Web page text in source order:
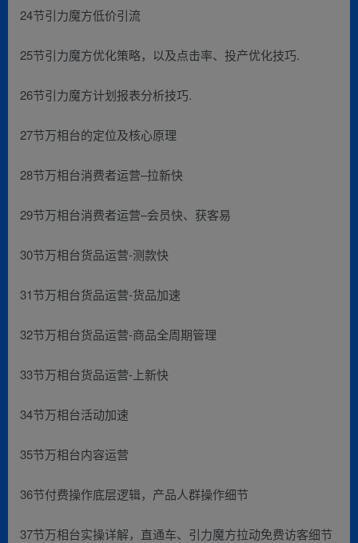
24节引力魔方低价引流
25节引力魔方优化策略，以及点击率、投产优化技巧.
26节引力魔方计划报表分析技巧.
27节万相台的定位及核心原理
28节万相台消费者运营–拉新快
29节万相台消费者运营–会员快、获客易
30节万相台货品运营-测款快
31节万相台货品运营-货品加速
32节万相台货品运营-商品全周期管理
33节万相台货品运营-上新快
34节万相台活动加速
35节万相台内容运营
36节付费操作底层逻辑，产品人群操作细节
37节万相台实操详解，直通车、引力魔方拉动免费访客细节